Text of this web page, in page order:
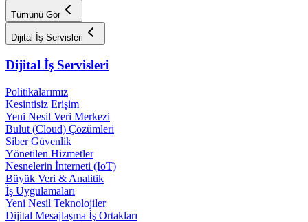
Tümünü Gör
Dijital İş Servisleri
Dijital İş Servisleri
Politikalarımız
Kesintisiz Erişim
Yeni Nesil Veri Merkezi
Bulut (Cloud) Çözümleri
Siber Güvenlik
Yönetilen Hizmetler
Nesnelerin İnterneti (IoT)
Büyük Veri & Analitik
İş Uygulamaları
Yeni Nesil Teknolojiler
Dijital Mesajlaşma İş Ortakları